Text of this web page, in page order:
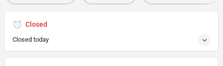
Closed
Closed today